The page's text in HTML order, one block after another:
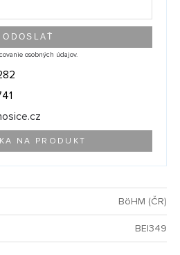
osobných údajov.
NA PRODUKT
BöHM (ČR)
BE|349